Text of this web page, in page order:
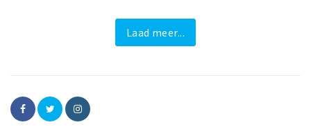
Laad meer...